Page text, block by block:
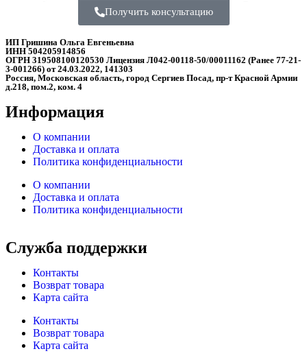
Получить консультацию
ИП Гришина Ольга Евгеньевна
ИНН 504205914856
ОГРН 319508100120530 Лицензия Л042-00118-50/00011162 (Ранее 77-21-
3-001266) от 24.03.2022, 141303
Россия, Московская область, город Сергиев Посад, пр-т Красной Армии
д.218, пом.2, ком. 4
Информация
О компании
Доставка и оплата
Политика конфиденциальности
О компании
Доставка и оплата
Политика конфиденциальности
Служба поддержки
Контакты
Возврат товара
Карта сайта
Контакты
Возврат товара
Карта сайта